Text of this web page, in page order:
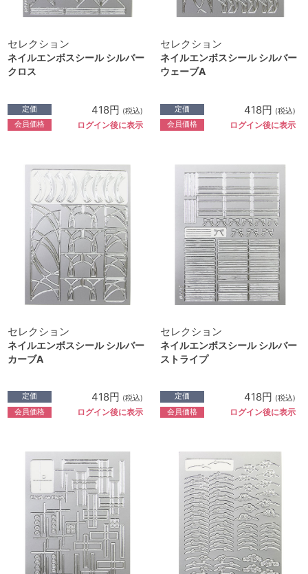
セレクション
ネイルエンボスシール シルバー
クロス
定価 418円 (税込)
会員価格 ログイン後に表示
セレクション
ネイルエンボスシール シルバー
ウェーブA
定価 418円 (税込)
会員価格 ログイン後に表示
セレクション
ネイルエンボスシール シルバー
カーブA
定価 418円 (税込)
会員価格 ログイン後に表示
セレクション
ネイルエンボスシール シルバー
ストライプ
定価 418円 (税込)
会員価格 ログイン後に表示